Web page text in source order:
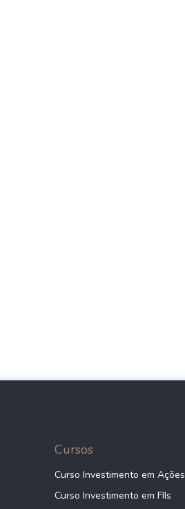
Cursos
Curso Investimento em Ações
Curso Investimento em FIIs